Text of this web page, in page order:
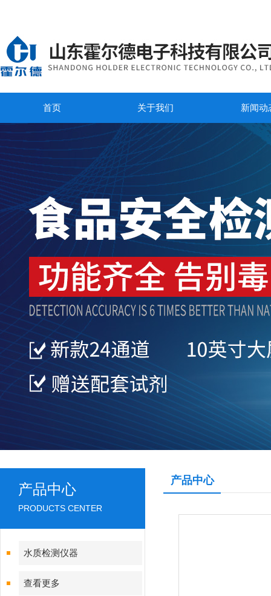
首页 关于我们 新闻动
产品中心
PRODUCTS CENTER
水质检测仪器
查看更多
产品中心